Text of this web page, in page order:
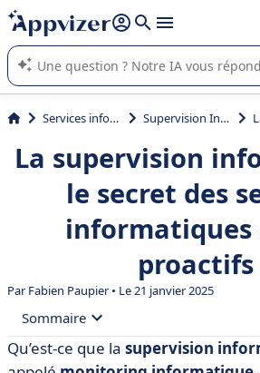
répondre (plusieurs lignes avec
L'IA de Appvizer vous guide dans l'utilisation
logiciel SaaS en entreprise.
Services informatiques Supervision Informatique
La supervision
le secret des
informatiques
proactifs
Par Fabien Paupier • Le 21 janvier 2025
Sommaire
• C’est quoi la supervision
Qu’est-ce que la supervision